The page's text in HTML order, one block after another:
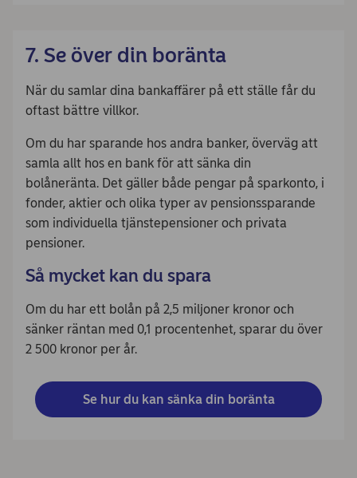
7. Se över din boränta
När du samlar dina bankaffärer på ett ställe får du
oftast bättre villkor.
Om du har sparande hos andra banker, överväg att
samla allt hos en bank för att sänka din
bolåneränta. Det gäller både pengar på sparkonto, i
fonder, aktier och olika typer av pensionssparande
som individuella tjänstepensioner och privata
pensioner.
Så mycket kan du spara
Om du har ett bolån på 2,5 miljoner kronor och
sänker räntan med 0,1 procentenhet, sparar du över
2 500 kronor per år.
Se hur du kan sänka din boränta